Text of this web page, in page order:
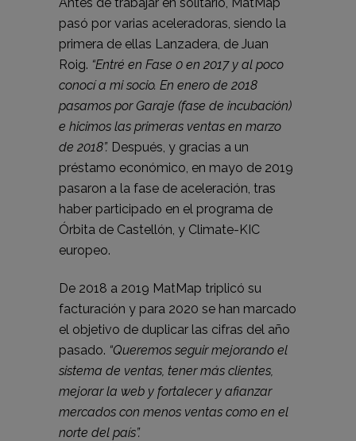
pasó por varias aceleradoras, siendo la
primera de ellas Lanzadera, de Juan
Roig. “Entré en Fase 0 en 2017 y al poco
conocí a mi socio. En enero de 2018
pasamos por Garaje (fase de incubación)
e hicimos las primeras ventas en marzo
de 2018”. Después, y gracias a un
préstamo económico, en mayo de 2019
pasaron a la fase de aceleración, tras
haber participado en el programa de
Órbita de Castellón, y Climate-KIC
europeo.
De 2018 a 2019 MatMap triplicó su
facturación y para 2020 se han marcado
el objetivo de duplicar las cifras del año
pasado. “Queremos seguir mejorando el
sistema de ventas, tener más clientes,
mejorar la web y fortalecer y afianzar
mercados con menos ventas como en el
norte del país”.